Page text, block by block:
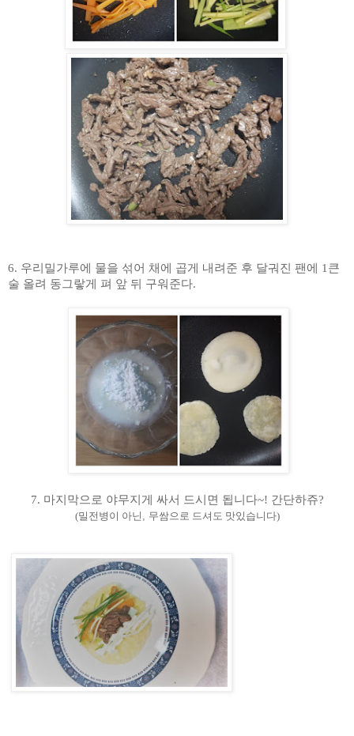
6. 우리밀가루에 물을 섞어 채에 곱게 내려준 후 달궈진 팬에 1 큰
술 올려 동그랗게 펴 앞 뒤 구워준다.
7. 마지막으로 야무지게 싸서 드시면 됩니다~! 간단하쥬?
(밀전병이 아닌 무쌈으로 드셔도 맛있습니다)